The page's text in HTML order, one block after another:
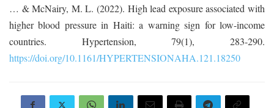
… & McNairy, M. L. (2022). High lead exposure associated with
higher blood pressure in Haiti: a warning sign for low-income
countries. Hypertension, 79(1), 283-290.
https://doi.org/10.1161/HYPERTENSIONAHA.121.18250